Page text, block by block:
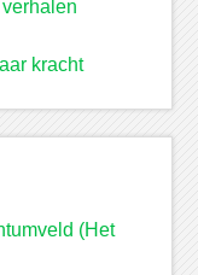
kracht
(Het